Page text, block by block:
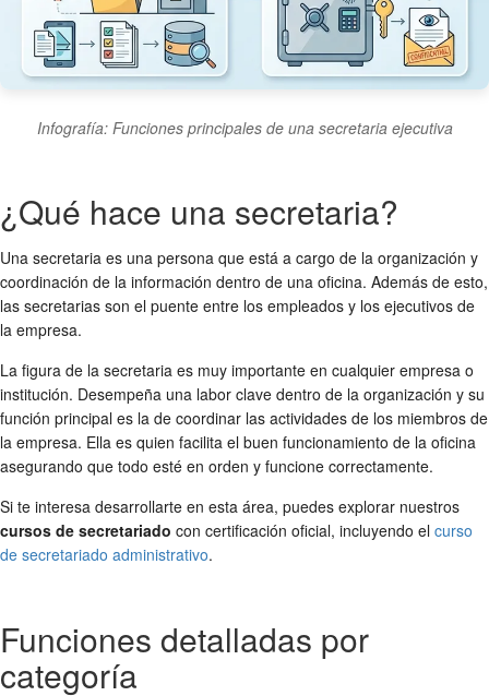
Infografía: Funciones principales de una secretaria ejecutiva
¿Qué hace una secretaria?
Una secretaria es una persona que está a cargo de la organización y
coordinación de la información dentro de una oficina. Además de esto,
las secretarias son el puente entre los empleados y los ejecutivos de
la empresa.
La figura de la secretaria es muy importante en cualquier empresa o
institución. Desempeña una labor clave dentro de la organización y su
función principal es la de coordinar las actividades de los miembros de
la empresa. Ella es quien facilita el buen funcionamiento de la oficina
asegurando que todo esté en orden y funcione correctamente.
Si te interesa desarrollarte en esta área, puedes explorar nuestros
cursos de secretariado con certificación oficial, incluyendo el curso
de secretariado administrativo.
Funciones detalladas por
categoría